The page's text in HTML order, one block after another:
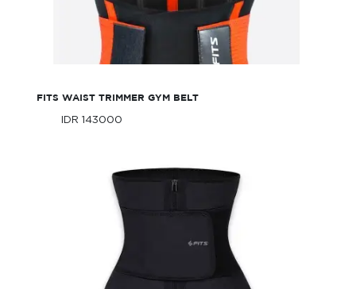
FITS WAIST TRIMMER GYM BELT
IDR 143000
FITS Waist Trimmer Gym Belt
IDR 143000
FITS Premium Slim Waist Trimmer Sweat